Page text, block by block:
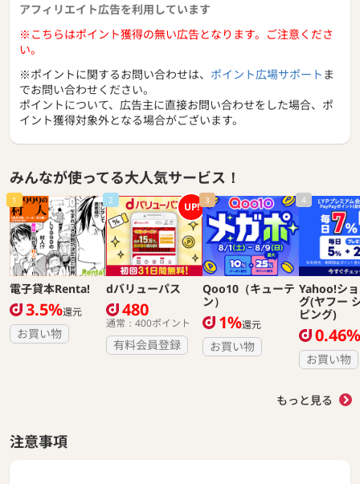
アフィリエイト広告を利用しています
※こちらはポイント獲得の無い広告となります。ご注意くださ
い。
※ポイントに関するお問い合わせは、 ポイント広場サポート ま
でお問い合わせください。
ポイントについて、広告主に直接お問い合わせをした場合、ポ
イント獲得対象外となる場合がございます。
みんなが使ってる大人気サービス！
1
電子貸本Renta!
3.5%還元
お買い物
2 UP!
dバリューパス
480
通常：400ポイント
有料会員登録
3
Qoo10（キューテ
ン）
1%還元
お買い物
4
Yahoo!シ
グ(ヤフー
ピング)
0.46%
お買い物
もっと見る
注意事項